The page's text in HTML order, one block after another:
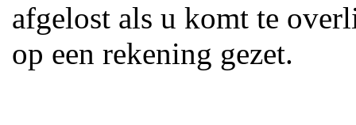
afgelost als u komt te
op een rekening gezet.